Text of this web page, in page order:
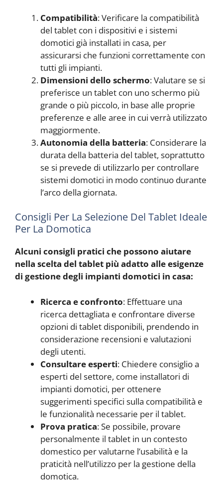
Compatibilità: Verificare la compatibilità
del tablet con i dispositivi e i sistemi
domotici già installati in casa, per
assicurarsi che funzioni correttamente con
tutti gli impianti.
Dimensioni dello schermo: Valutare se si
preferisce un tablet con uno schermo più
grande o più piccolo, in base alle proprie
preferenze e alle aree in cui verrà utilizzato
maggiormente.
Autonomia della batteria: Considerare la
durata della batteria del tablet, soprattutto
se si prevede di utilizzarlo per controllare
sistemi domotici in modo continuo durante
l’arco della giornata.
Consigli Per La Selezione Del Tablet Ideale
Per La Domotica
Alcuni consigli pratici che possono aiutare
nella scelta del tablet più adatto alle esigenze
di gestione degli impianti domotici in casa:
Ricerca e confronto: Effettuare una
ricerca dettagliata e confrontare diverse
opzioni di tablet disponibili, prendendo in
considerazione recensioni e valutazioni
degli utenti.
Consultare esperti: Chiedere consiglio a
esperti del settore, come installatori di
impianti domotici, per ottenere
suggerimenti specifici sulla compatibilità e
le funzionalità necessarie per il tablet.
Prova pratica: Se possibile, provare
personalmente il tablet in un contesto
domestico per valutarne l’usabilità e la
praticità nell’utilizzo per la gestione della
domotica.